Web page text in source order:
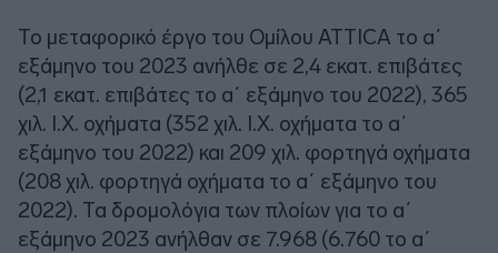
Το μεταφορικό έργο του Ομίλου ATTICA το α΄
εξάμηνο του 2023 ανήλθε σε 2,4 εκατ. επιβάτες
(2,1 εκατ. επιβάτες το α΄ εξάμηνο του 2022), 365
χιλ. Ι.Χ. οχήματα (352 χιλ. Ι.Χ. οχήματα το α΄
εξάμηνο του 2022) και 209 χιλ. φορτηγά οχήματα
(208 χιλ. φορτηγά οχήματα το α΄ εξάμηνο του
2022). Τα δρομολόγια των πλοίων για το α΄
εξάμηνο 2023 ανήλθαν σε 7.968 (6.760 το α΄